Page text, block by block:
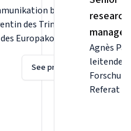
bei
des Trinity
Europakollegs in
bei
Street Journal
des Übergangs
See profile
research
manager
Agnès
leitende
Referat